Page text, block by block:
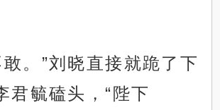
敢。”刘晓直接就跪了下
君毓磕头，“陛下